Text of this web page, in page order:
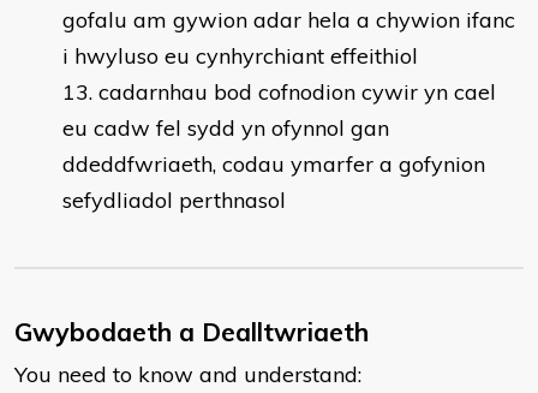
gofalu am gywion adar hela a chywion ifanc
i hwyluso eu cynhyrchiant effeithiol
cadarnhau bod cofnodion cywir yn cael
eu cadw fel sydd yn ofynnol gan
ddeddfwriaeth, codau ymarfer a gofynion
sefydliadol perthnasol
Gwybodaeth a Dealltwriaeth
You need to know and understand: